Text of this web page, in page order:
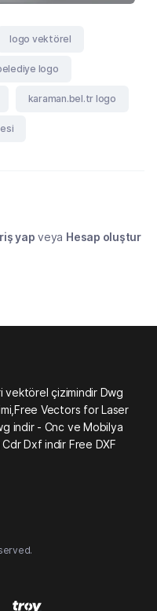
logo vektörel
logo
karaman.bel.tr logo
yap veya Hesap oluştur
vektörel çizimindir Dwg
Vectors for Laser
indir - Cnc ve Mobilya
Dxf indir Free DXF